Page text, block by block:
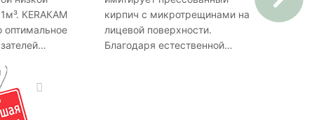
КЕRАКАМ
оптимальное
чем
немного
в прочности,
кирпич с микротрещинами на
лицевой поверхности.
Благодаря естественной